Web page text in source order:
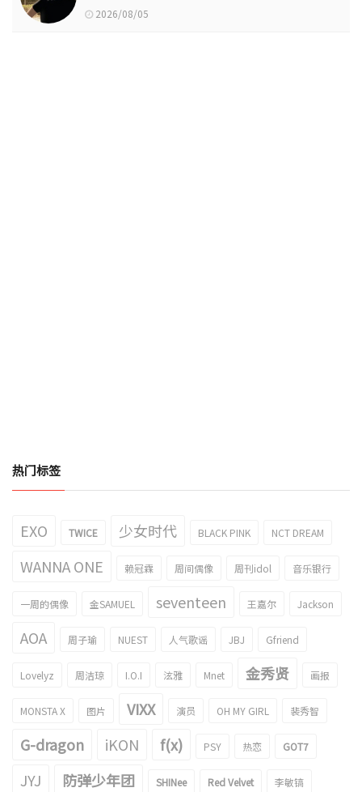
2026/08/05
热门标签
EXO TWICE 少女时代 BLACK PINK NCT DREAM
WANNA ONE 赖冠霖 周间偶像 周刊idol 音乐银行
一周的偶像 金SAMUEL seventeen 王嘉尔 Jackson
AOA 周子瑜 NUEST 人气歌谣 JBJ Gfriend
Lovelyz 周洁琼 I.O.I 泫雅 Mnet 金秀贤 画报
MONSTA X 图片 VIXX 演员 OH MY GIRL 裴秀智
G-dragon iKON f(x) PSY 热恋 GOT7
JYJ 防弹少年团 SHINee Red Velvet 李敏镐